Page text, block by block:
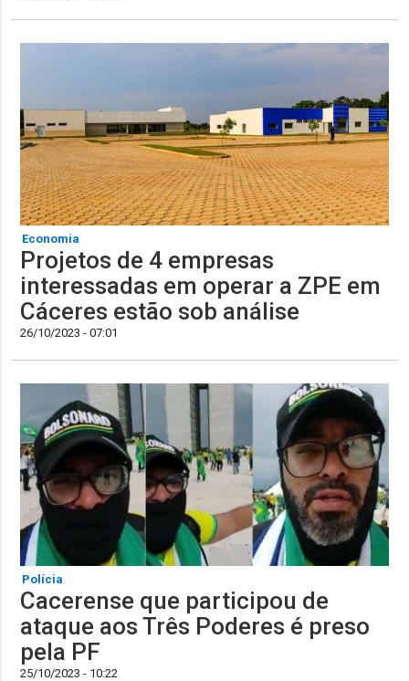
Economia
Projetos de 4 empresas
interessadas em operar a ZPE em
Cáceres estão sob análise
26/10/2023 - 07:01
Polícia
Cacerense que participou de
ataque aos Três Poderes é preso
pela PF
25/10/2023 - 10:22